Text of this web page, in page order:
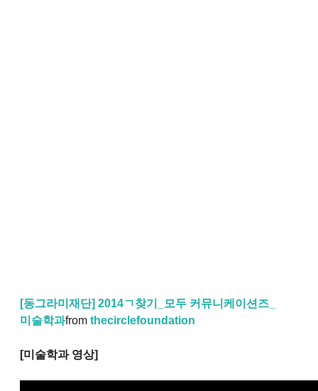
[동그라미재단] 2014ㄱ찾기_모두 커뮤니케이션즈_
미술학과from thecirclefoundation
[미술학과 영상]